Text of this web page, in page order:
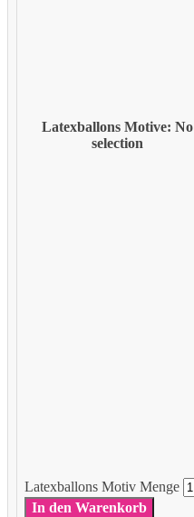
Latexballons Motive: No
selection
Latexballons Motiv Menge
In den Warenkorb